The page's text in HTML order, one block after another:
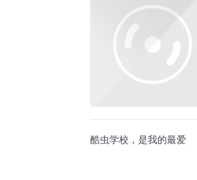
酷虫学校，是我的最爱